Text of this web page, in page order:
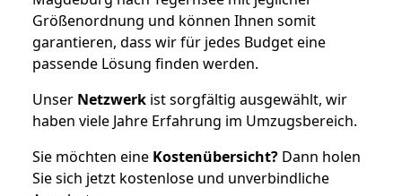
Größenordnung und können Ihnen somit
garantieren, dass wir für jedes Budget eine
passende Lösung finden werden.
Unser Netzwerk ist sorgfältig ausgewählt, wir
haben viele Jahre Erfahrung im Umzugsbereich.
Sie möchten eine Kostenübersicht? Dann holen
Sie sich jetzt kostenlose und unverbindliche